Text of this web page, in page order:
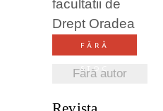
FĂRĂ
STOC
Fără autor
DETALII